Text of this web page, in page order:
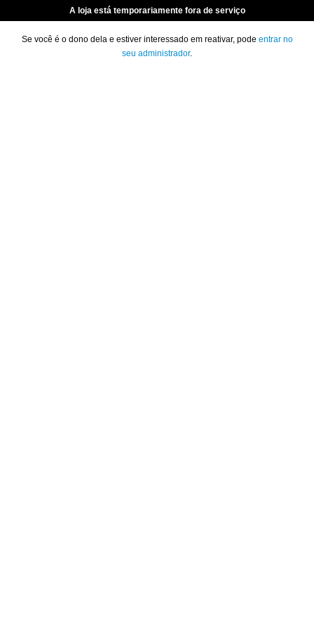
A loja está temporariamente fora de serviço
Se você é o dono dela e estiver interessado em reativar, pode entrar no
seu administrador.